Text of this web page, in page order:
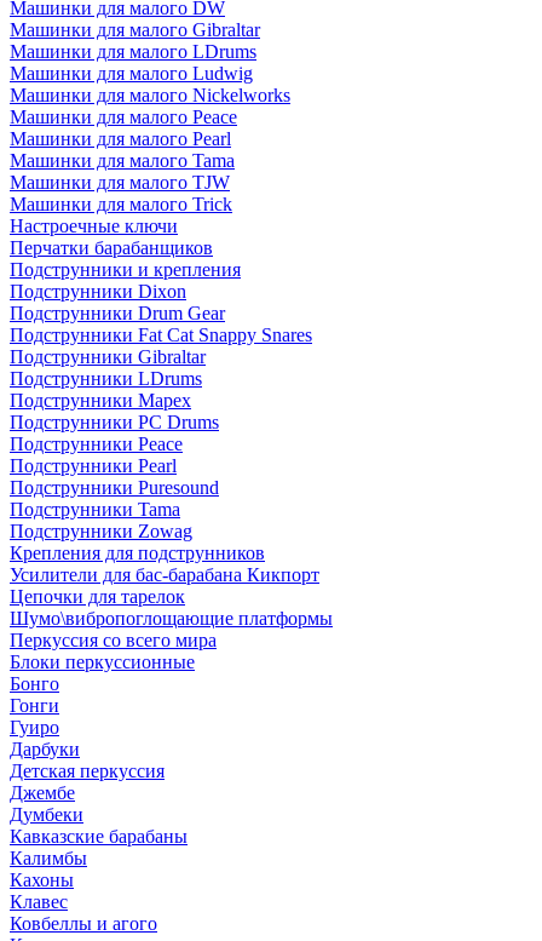
Машинки для малого DW
Машинки для малого Gibraltar
Машинки для малого LDrums
Машинки для малого Ludwig
Машинки для малого Nickelworks
Машинки для малого Peace
Машинки для малого Pearl
Машинки для малого Tama
Машинки для малого TJW
Машинки для малого Trick
Настроечные ключи
Перчатки барабанщиков
Подструнники и крепления
Подструнники Dixon
Подструнники Drum Gear
Подструнники Fat Cat Snappy Snares
Подструнники Gibraltar
Подструнники LDrums
Подструнники Mapex
Подструнники PC Drums
Подструнники Peace
Подструнники Pearl
Подструнники Puresound
Подструнники Tama
Подструнники Zowag
Крепления для подструнников
Усилители для бас-барабана Кикпорт
Цепочки для тарелок
Шумо\вибропоглощающие платформы
Перкуссия со всего мира
Блоки перкуссионные
Бонго
Гонги
Гуиро
Дарбуки
Детская перкуссия
Джембе
Думбеки
Кавказские барабаны
Калимбы
Кахоны
Клавес
Ковбеллы и агого